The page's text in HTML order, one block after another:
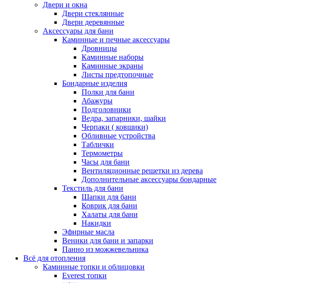
Двери и окна
Двери стеклянные
Двери деревянные
Аксессуары для бани
Каминные и печные аксессуары
Дровницы
Каминные наборы
Каминные экраны
Листы предтопочные
Бондарные изделия
Полки для бани
Абажуры
Подголовники
Ведра, запарники, шайки
Черпаки ( ковшики)
Обливные устройства
Таблички
Термометры
Часы для бани
Вентиляционные решетки из дерева
Дополнительные аксессуары бондарные
Текстиль для бани
Шапки для бани
Коврик для бани
Халаты для бани
Накидки
Эфирные масла
Веники для бани и запарки
Панно из можжевельника
Всё для отопления
Каминные топки и облицовки
Everest топки